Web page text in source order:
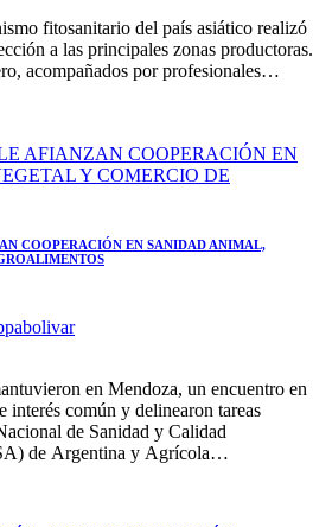
fitosanitario del país asiático realizó
a las principales zonas productoras.
acompañados por profesionales…
COOPERACIÓN EN SANIDAD ANIMAL,
en Mendoza, un encuentro en
interés común y delinearon tareas
de Sanidad y Calidad
de Argentina y Agrícola…